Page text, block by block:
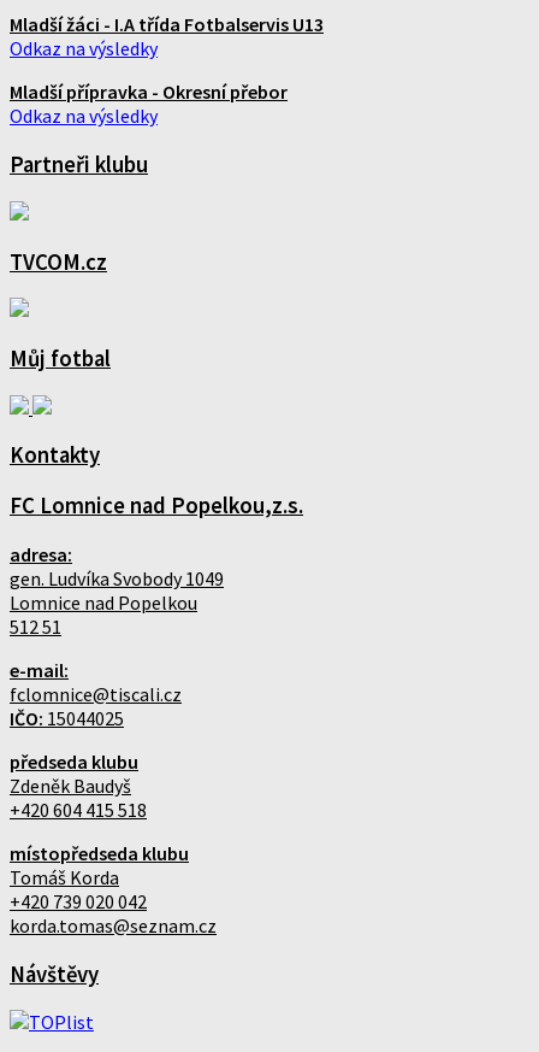
Mladší žáci - I.A třída Fotbalservis U13
Odkaz na výsledky
Mladší přípravka - Okresní přebor
Odkaz na výsledky
Partneři klubu
TVCOM.cz
Můj fotbal
Kontakty
FC Lomnice nad Popelkou,z.s.
adresa:
gen. Ludvíka Svobody 1049
Lomnice nad Popelkou
512 51
e-mail:
fclomnice@tiscali.cz
IČO: 15044025
předseda klubu
Zdeněk Baudyš
+420 604 415 518
místopředseda klubu
Tomáš Korda
+420 739 020 042
korda.tomas@seznam.cz
Návštěvy